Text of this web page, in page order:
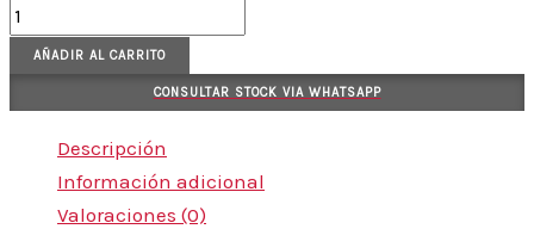
AÑADIR AL CARRITO
CONSULTAR STOCK VIA WHATSAPP
Descripción
Información adicional
Valoraciones (0)